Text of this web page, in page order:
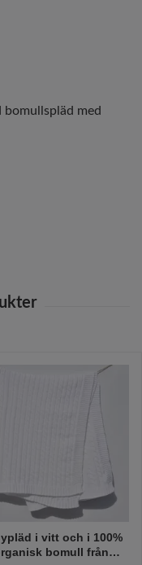
bomullspläd med
i vitt och i 100%
bomull från